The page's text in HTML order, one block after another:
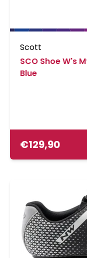
Scott
SCO Shoe W's
Blue
€129,90